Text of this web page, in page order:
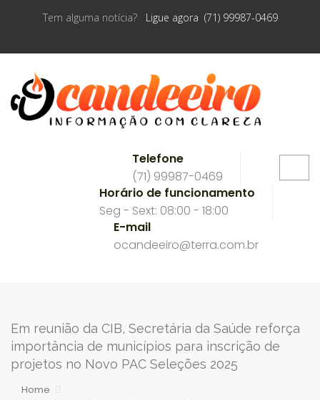
Tem alguma notícia? Ligue agora (71) 99987-0469
Telefone
(71) 99987-0469
Horário de funcionamento
Seg - Sext: 08:00 - 18:00
E-mail
ocandeeiro@terra.com.br
Em reunião da CIB, Secretária da Saúde reforça
importância de municípios para inscrição de
projetos no Novo PAC Seleções 2025
Home